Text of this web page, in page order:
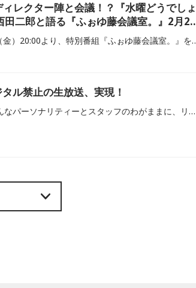
レクター陣と会議！？『水曜どうでしょ
二郎と語る『ふぉゆ藤会議室。』2月20
静岡放送（SBSラジオ）は、2026年2月20日（
ジオをやってみたい… デジタル禁止の生放送、実現！
「あの頃みたいなラジオしてみたい！」 そんなパーソナリティーとスタッフのわがままに、リスナーたちが応えてくれました。ふだんは大活躍するメールやXをNGにして、ハガキとファックスに限定してメッセージや大喜利回答を募集してみたところ…… 令和の時代に「ハガキでのラジオ生放送」が実現しました。